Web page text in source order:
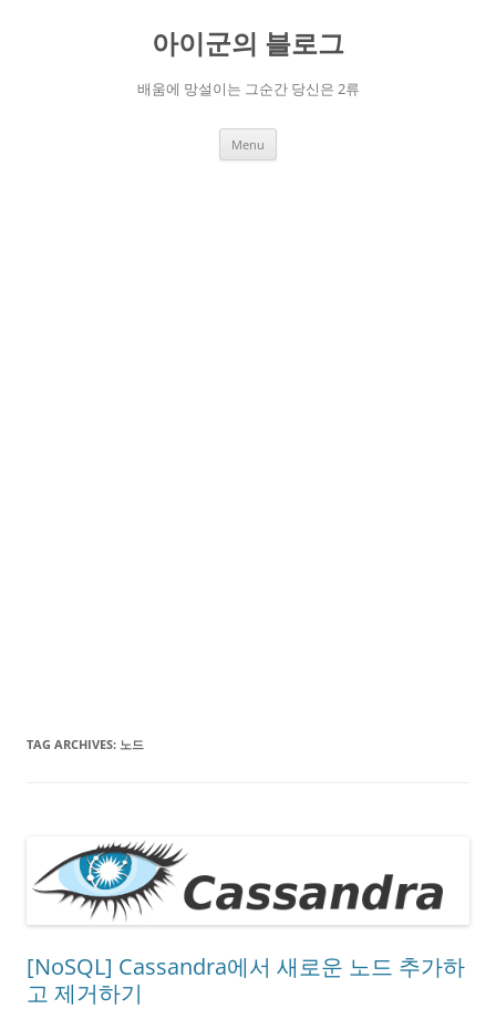
아이군의 블로그
배움에 망설이는 그순간 당신은 2류
Menu
TAG ARCHIVES: 노드
[NoSQL] Cassandra에서 새로운 노드 추가하
고 제거하기